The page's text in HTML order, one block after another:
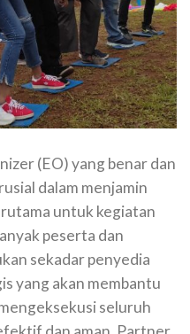
(EO) yang benar dan
dalam menjamin
untuk kegiatan
peserta dan
sekadar penyedia
yang akan membantu
seluruh